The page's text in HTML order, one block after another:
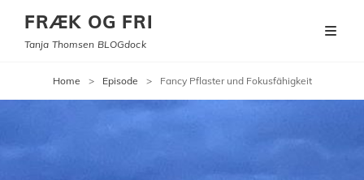
FRÆK OG FRI
Tanja Thomsen BLOGdock
Home > Episode > Fancy Pflaster und Fokusfähigkeit